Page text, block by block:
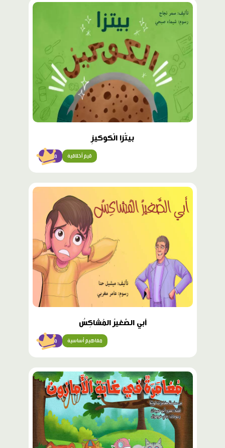
محتوى
مميّز
بيتْزا الْكوكيزِ
متقدّم قيم أخلاقية
محتوى
مميّز
أبي الصَّغيرُ المُشاكِسُ
متقدّم مفاهيم أساسية
محتوى
مميّز